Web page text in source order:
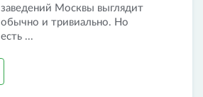
заведений Москвы выглядит
обычно и тривиально. Но
есть ...